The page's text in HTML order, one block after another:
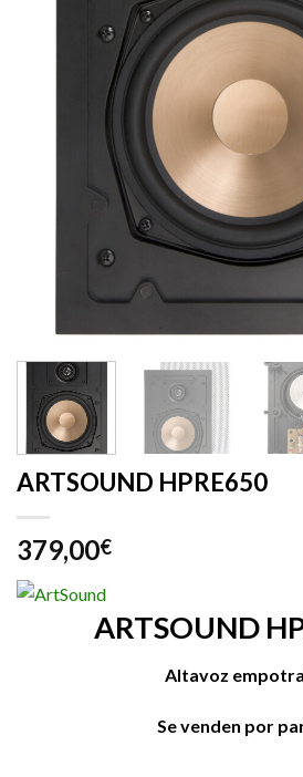
ARTSOUND HPRE650
379,00€
ARTSOUND
Altavoz
Se venden por